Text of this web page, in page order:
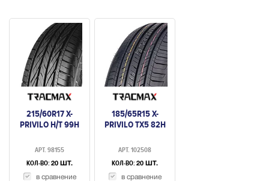
215/60R17 X-
PRIVILO H/T 99H
АРТ. 98155
КОЛ-ВО: 20 ШТ.
в сравнение
185/65R15 X-
PRIVILO TX5 82H
АРТ. 102508
КОЛ-ВО: 20 ШТ.
в сравнение